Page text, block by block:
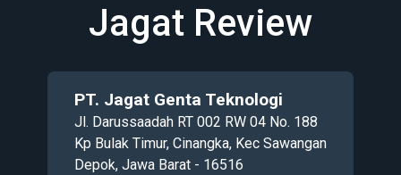
Jagat Review
PT. Jagat Genta Teknologi
Jl. Darussaadah RT 002 RW 04 No. 188
Kp Bulak Timur, Cinangka, Kec Sawangan
Depok, Jawa Barat - 16516